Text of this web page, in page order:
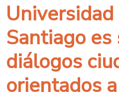
Universidad
Santiago es
diálogos
orientados a